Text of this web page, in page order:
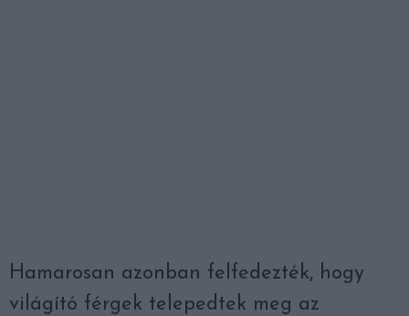
Hamarosan azonban felfedezték, hogy
világító férgek telepedtek meg az